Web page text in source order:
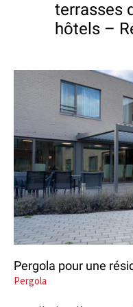
terrasses
hôtels –
Pergola pour une
Pergola